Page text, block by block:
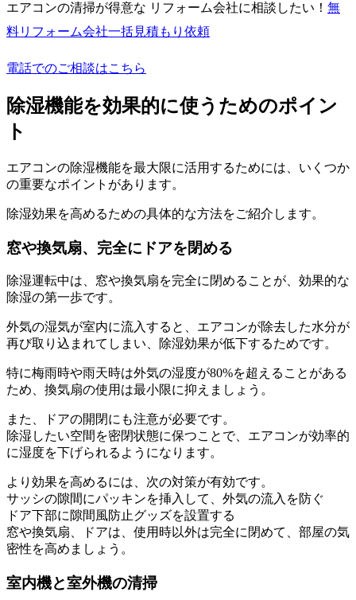
エアコンの清掃が得意な リフォーム会社に相談したい！ 無
料リフォーム会社一括見積もり依頼
電話でのご相談はこちら
除湿機能を効果的に使うためのポイン
ト
エアコンの除湿機能を最大限に活用するためには、いくつか
の重要なポイントがあります。
除湿効果を高めるための具体的な方法をご紹介します。
窓や換気扇、完全にドアを閉める
除湿運転中は、窓や換気扇を完全に閉めることが、効果的な
除湿の第一歩です。
外気の湿気が室内に流入すると、エアコンが除去した水分が
再び取り込まれてしまい、除湿効果が低下するためです。
特に梅雨時や雨天時は外気の湿度が80%を超えることがある
ため、換気扇の使用は最小限に抑えましょう。
また、ドアの開閉にも注意が必要です。
除湿したい空間を密閉状態に保つことで、エアコンが効率的
に湿度を下げられるようになります。
より効果を高めるには、次の対策が有効です。
サッシの隙間にパッキンを挿入して、外気の流入を防ぐ
ドア下部に隙間風防止グッズを設置する
窓や換気扇、ドアは、使用時以外は完全に閉めて、部屋の気
密性を高めましょう。
室内機と室外機の清掃